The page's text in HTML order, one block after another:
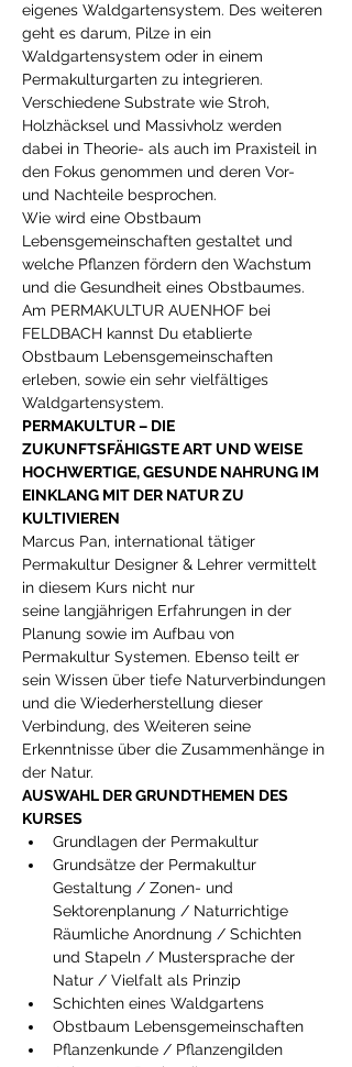
eigenes Waldgartensystem. Des weiteren
geht es darum, Pilze in ein
Waldgartensystem oder in einem
Permakulturgarten zu integrieren.
Verschiedene Substrate wie Stroh,
Holzhäcksel und Massivholz werden
dabei in Theorie- als auch im Praxisteil in
den Fokus genommen und deren Vor-
und Nachteile besprochen.
Wie wird eine Obstbaum
Lebensgemeinschaften gestaltet und
welche Pflanzen fördern den Wachstum
und die Gesundheit eines Obstbaumes.
Am PERMAKULTUR AUENHOF bei
FELDBACH kannst Du etablierte
Obstbaum Lebensgemeinschaften
erleben, sowie ein sehr vielfältiges
Waldgartensystem.
PERMAKULTUR – DIE
ZUKUNFTSFÄHIGSTE ART UND WEISE
HOCHWERTIGE, GESUNDE NAHRUNG IM
EINKLANG MIT DER NATUR ZU
KULTIVIEREN
Marcus Pan, international tätiger
Permakultur Designer & Lehrer vermittelt
in diesem Kurs nicht nur
seine langjährigen Erfahrungen in der
Planung sowie im Aufbau von
Permakultur Systemen. Ebenso teilt er
sein Wissen über tiefe Naturverbindungen
und die Wiederherstellung dieser
Verbindung, des Weiteren seine
Erkenntnisse über die Zusammenhänge in
der Natur.
AUSWAHL DER GRUNDTHEMEN DES
KURSES
Grundlagen der Permakultur
Grundsätze der Permakultur
Gestaltung / Zonen- und
Sektorenplanung / Naturrichtige
Räumliche Anordnung / Schichten
und Stapeln / Mustersprache der
Natur / Vielfalt als Prinzip
Schichten eines Waldgartens
Obstbaum Lebensgemeinschaften
Pflanzenkunde / Pflanzengilden